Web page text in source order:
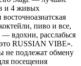
и 4 живых
пиво и все,
вдохни, расслабься
RUSSIAN VIBE».
не подлежат обмену
посещения